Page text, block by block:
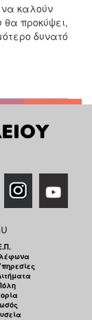
να καλούν
θα προκύψει,
δυνατό